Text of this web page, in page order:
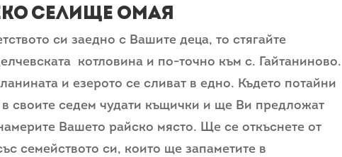
селище Омая
си заедно с Вашите деца, то стягайте
котловина и по-точно към с. Гайтаниново.
и езерото се сливат в едно. Където потайни
своите седем чудати къщички и ще Ви предложат
Вашето райско място. Ще се откъснете от
семейството си, които ще запаметите в